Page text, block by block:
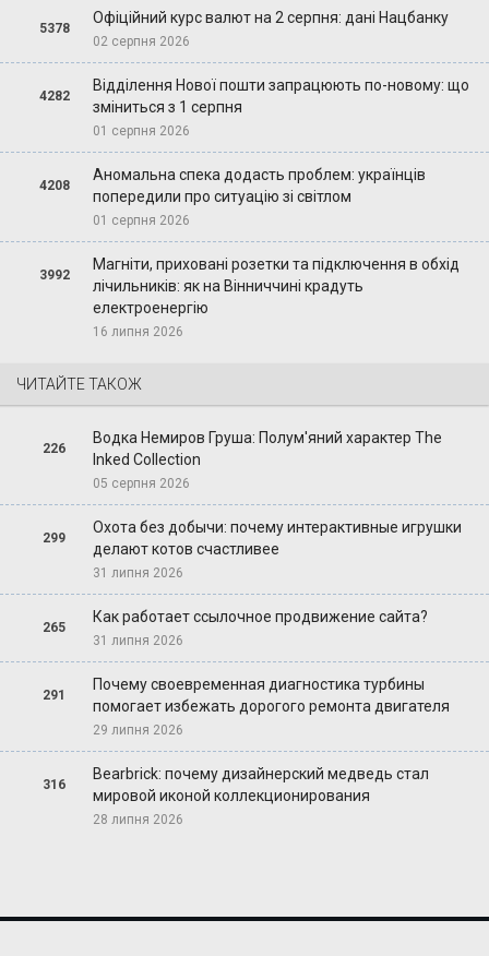
5378
Офіційний курс валют на 2 серпня: дані Нацбанку
02 серпня 2026
4282
Відділення Нової пошти запрацюють по-новому: що
зміниться з 1 серпня
01 серпня 2026
4208
Аномальна спека додасть проблем: українців
попередили про ситуацію зі світлом
01 серпня 2026
3992
Магніти, приховані розетки та підключення в обхід
лічильників: як на Вінниччині крадуть
електроенергію
16 липня 2026
ЧИТАЙТЕ ТАКОЖ
226
Водка Немиров Груша: Полум'яний характер The
Inked Collection
05 серпня 2026
299
Охота без добычи: почему интерактивные игрушки
делают котов счастливее
31 липня 2026
265
Как работает ссылочное продвижение сайта?
31 липня 2026
291
Почему своевременная диагностика турбины
помогает избежать дорогого ремонта двигателя
29 липня 2026
316
Bearbrick: почему дизайнерский медведь стал
мировой иконой коллекционирования
28 липня 2026